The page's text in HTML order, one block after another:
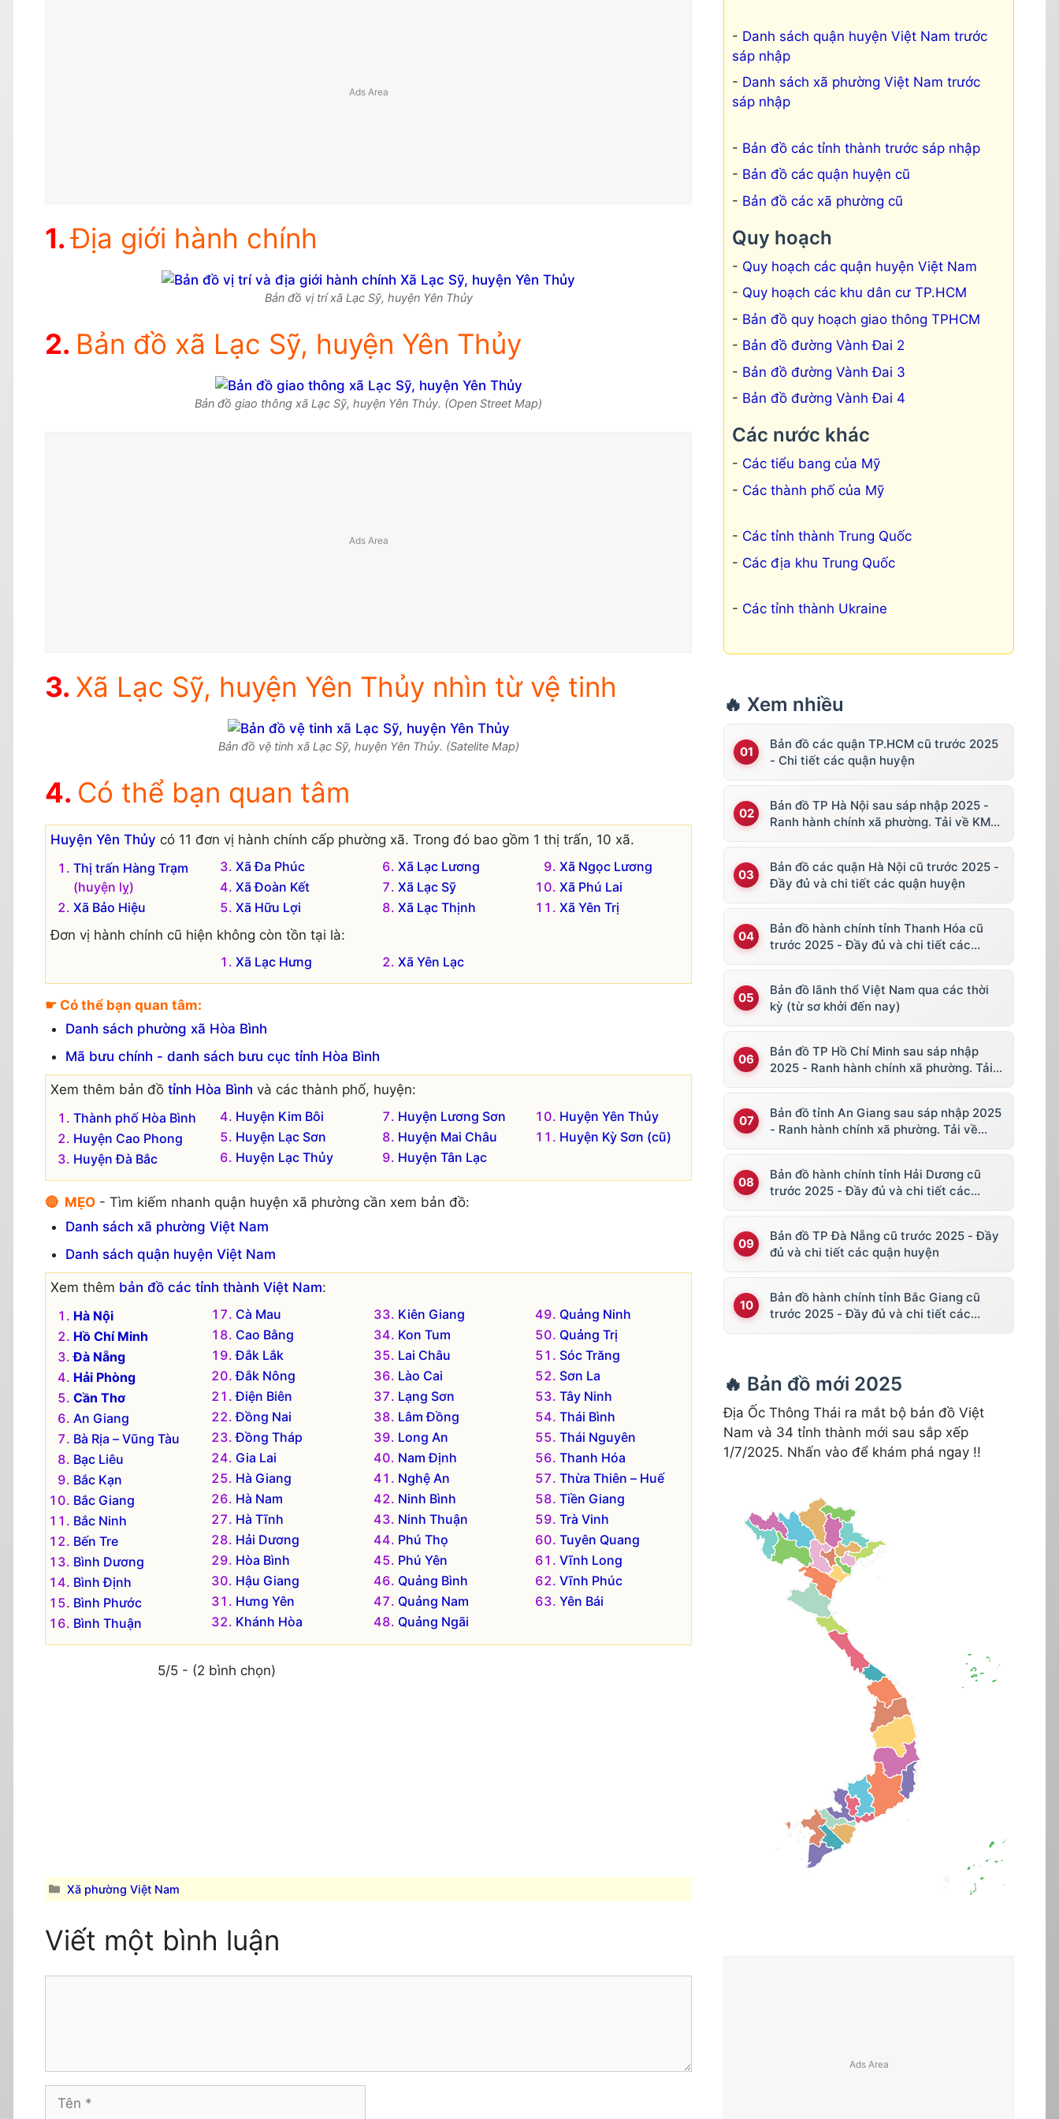
Địa giới hành chính
Bản đồ vị trí xã Lạc Sỹ, huyện Yên Thủy
Bản đồ xã Lạc Sỹ, huyện Yên Thủy
Bản đồ giao thông xã Lạc Sỹ, huyện Yên Thủy. (Open Street Map)
Xã Lạc Sỹ, huyện Yên Thủy nhìn từ vệ tinh
Bản đồ vệ tinh xã Lạc Sỹ, huyện Yên Thủy. (Satelite Map)
Có thể bạn quan tâm
Huyện Yên Thủy có 11 đơn vị hành chính cấp phường xã. Trong đó bao gồm 1 thị trấn, 10 xã.
Thị trấn Hàng Trạm
(huyện lỵ)
Xã Bảo Hiệu
Xã Đa Phúc
Xã Đoàn Kết
Xã Hữu Lợi
Xã Lạc Lương
Xã Lạc Sỹ
Xã Lạc Thịnh
Xã Ngọc Lương
Xã Phú Lai
Xã Yên Trị
Đơn vị hành chính cũ hiện không còn tồn tại là:
Xã Lạc Hưng
Xã Yên Lạc
☛ Có thể bạn quan tâm:
Danh sách phường xã Hòa Bình
Mã bưu chính - danh sách bưu cục tỉnh Hòa Bình
Xem thêm bản đồ tỉnh Hòa Bình và các thành phố, huyện:
Thành phố Hòa Bình
Huyện Cao Phong
Huyện Đà Bắc
Huyện Kim Bôi
Huyện Lạc Sơn
Huyện Lạc Thủy
Huyện Lương Sơn
Huyện Mai Châu
Huyện Tân Lạc
Huyện Yên Thủy
Huyện Kỳ Sơn (cũ)
🔴 MẸO - Tìm kiếm nhanh quận huyện xã phường cần xem bản đồ:
Danh sách xã phường Việt Nam
Danh sách quận huyện Việt Nam
Xem thêm bản đồ các tỉnh thành Việt Nam:
Hà Nội
Hồ Chí Minh
Đà Nẵng
Hải Phòng
Cần Thơ
An Giang
Bà Rịa – Vũng Tàu
Bạc Liêu
Bắc Kạn
Bắc Giang
Bắc Ninh
Bến Tre
Bình Dương
Bình Định
Bình Phước
Bình Thuận
Cà Mau
Cao Bằng
Đắk Lắk
Đắk Nông
Điện Biên
Đồng Nai
Đồng Tháp
Gia Lai
Hà Giang
Hà Nam
Hà Tĩnh
Hải Dương
Hòa Bình
Hậu Giang
Hưng Yên
Khánh Hòa
Kiên Giang
Kon Tum
Lai Châu
Lào Cai
Lạng Sơn
Lâm Đồng
Long An
Nam Định
Nghệ An
Ninh Bình
Ninh Thuận
Phú Thọ
Phú Yên
Quảng Bình
Quảng Nam
Quảng Ngãi
Quảng Ninh
Quảng Trị
Sóc Trăng
Sơn La
Tây Ninh
Thái Bình
Thái Nguyên
Thanh Hóa
Thừa Thiên – Huế
Tiền Giang
Trà Vinh
Tuyên Quang
Vĩnh Long
Vĩnh Phúc
Yên Bái
5/5 - (2 bình chọn)
Danh
mục
Xã phường Việt Nam
Viết một bình luận
Tên
Danh sách quận huyện Việt Nam trước
sáp nhập
Danh sách xã phường Việt Nam trước
sáp nhập
Bản đồ các tỉnh thành trước sáp nhập
Bản đồ các quận huyện cũ
Bản đồ các xã phường cũ
Quy hoạch
Quy hoạch các quận huyện Việt Nam
Quy hoạch các khu dân cư TP.HCM
Bản đồ quy hoạch giao thông TPHCM
Bản đồ đường Vành Đai 2
Bản đồ đường Vành Đai 3
Bản đồ đường Vành Đai 4
Các nước khác
Các tiểu bang của Mỹ
Các thành phố của Mỹ
Các tỉnh thành Trung Quốc
Các địa khu Trung Quốc
Các tỉnh thành Ukraine
🔥 Xem nhiều
Bản đồ các quận TP.HCM cũ trước 2025
- Chi tiết các quận huyện
Bản đồ TP Hà Nội sau sáp nhập 2025 -
Ranh hành chính xã phường. Tải về KML,
Bản đồ các quận Hà Nội cũ trước 2025 -
Đầy đủ và chi tiết các quận huyện
Bản đồ hành chính tỉnh Thanh Hóa cũ
trước 2025 - Đầy đủ và chi tiết các
Bản đồ lãnh thổ Việt Nam qua các thời
kỳ (từ sơ khởi đến nay)
Bản đồ TP Hồ Chí Minh sau sáp nhập
2025 - Ranh hành chính xã phường. Tải
Bản đồ tỉnh An Giang sau sáp nhập 2025
- Ranh hành chính xã phường. Tải về
Bản đồ hành chính tỉnh Hải Dương cũ
trước 2025 - Đầy đủ và chi tiết các
Bản đồ TP Đà Nẵng cũ trước 2025 - Đầy
đủ và chi tiết các quận huyện
Bản đồ hành chính tỉnh Bắc Giang cũ
trước 2025 - Đầy đủ và chi tiết các
🔥 Bản đồ mới 2025
Địa Ốc Thông Thái ra mắt bộ bản đồ Việt
Nam và 34 tỉnh thành mới sau sắp xếp
1/7/2025. Nhấn vào để khám phá ngay !!